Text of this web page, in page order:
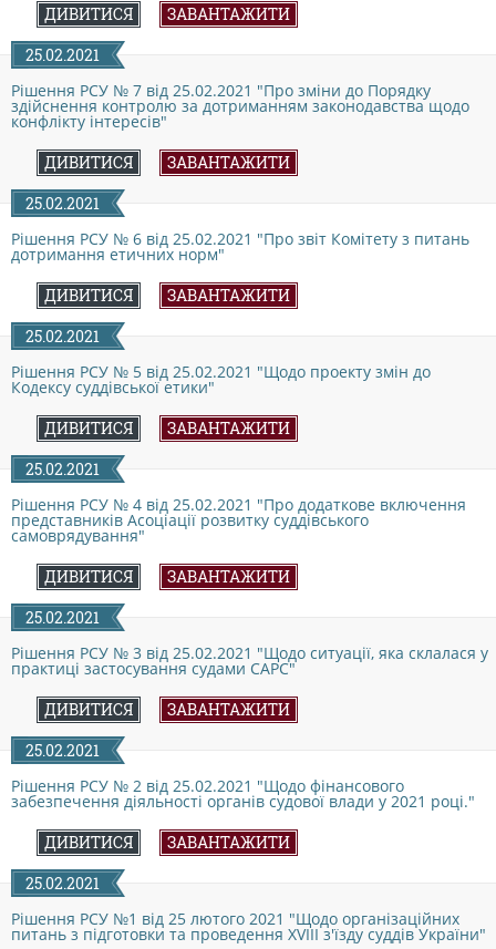
ДОКУМЕНТИ
КАНДИДАТИ ДО КСУ
РІШЕННЯ РСУ
НОРМАТИВНІ ДОКУМЕНТИ
МІЖНАРОДНІ СТАНДАРТИ
СОЦІОЛОГІЧНІ ОПИТУВАННЯ
СИСТЕМА ОЦІНЮВАННЯ
КОНФЛІКТ ІНТЕРЕСІВ
НОРМАТИВИ НАВАНТАЖЕННЯ
ГАЛЕРЕЯ
ДИВИТИСЯ
ЗАВАНТАЖИТИ
25.02.2021
Рішення РСУ № 7 від 25.02.2021 "Про зміни до Порядку
здійснення контролю за дотриманням законодавства щодо
конфлікту інтересів"
ДИВИТИСЯ
ЗАВАНТАЖИТИ
25.02.2021
Рішення РСУ № 6 від 25.02.2021 "Про звіт Комітету з питань
дотримання етичних норм"
ДИВИТИСЯ
ЗАВАНТАЖИТИ
25.02.2021
Рішення РСУ № 5 від 25.02.2021 "Щодо проекту змін до
Кодексу суддівської етики"
ДИВИТИСЯ
ЗАВАНТАЖИТИ
25.02.2021
Рішення РСУ № 4 від 25.02.2021 "Про додаткове включення
представників Асоціації розвитку суддівського
самоврядування"
ДИВИТИСЯ
ЗАВАНТАЖИТИ
25.02.2021
Рішення РСУ № 3 від 25.02.2021 "Щодо ситуації, яка склалася у
практиці застосування судами САРС"
ДИВИТИСЯ
ЗАВАНТАЖИТИ
25.02.2021
Рішення РСУ № 2 від 25.02.2021 "Щодо фінансового
забезпечення діяльності органів судової влади у 2021 році."
ДИВИТИСЯ
ЗАВАНТАЖИТИ
25.02.2021
Рішення РСУ №1 від 25 лютого 2021 "Щодо організаційних
питань з підготовки та проведення XVIII з'їзду суддів України"